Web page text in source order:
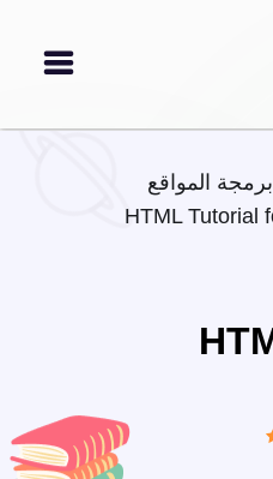
برمجة المواقع
HTML Tutorial